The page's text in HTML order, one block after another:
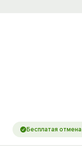
Бесплатая отмена